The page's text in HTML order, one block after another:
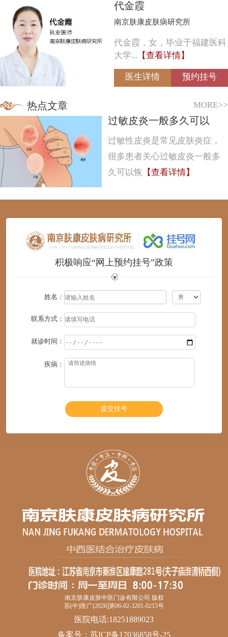
代金霞
南京肤康皮肤病研究所
代金霞，女，毕业于福建医科
大学... 【查看详情】
医生详情 预约挂号
热点文章 MORE>>
过敏皮炎一般多久可以
过敏性皮炎是常见皮肤炎症，
很多患者关心过敏皮炎一般多
久可以恢 【查看详情】
123456
积极响应“网上预约挂号”政策
姓名：
联系方式：
就诊时间：
疾病：
南京肤康皮肤中医门诊有限公司 版权
苏(中)医广(2026]第06-02-3201-0215号
医院电话:18251889023
备案号： 苏ICP备17036858号-25